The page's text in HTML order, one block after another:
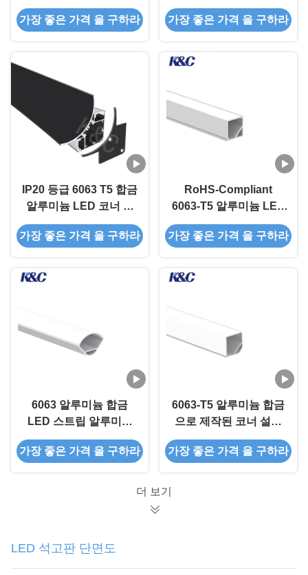
6063 T5 합금 LED 코너
알루미늄 프로파일
가장 좋은 가격 을 구하라
템퍼를 갖춘 6063 T5 합
금 LED 코너 알루미늄
가장 좋은 가격 을 구하라
IP20 등급 6063 T5 합금
알루미늄 LED 코너 알
루미늄 프로파일
가장 좋은 가격 을 구하라
RoHS-Compliant
6063-T5 알루미늄 LED
프로파일
가장 좋은 가격 을 구하라
6063 알루미늄 합금
LED 스트립 알루미늄
프로파일 90° 코너 설치
및 모래 분쇄 산화
가장 좋은 가격 을 구하라
6063-T5 알루미늄 합금
으로 제작된 코너 설치
LED 스트립 조명용 빠
른 방열 K39 LED 알루
가장 좋은 가격 을 구하라
더 보기
LED 석고판 단면도